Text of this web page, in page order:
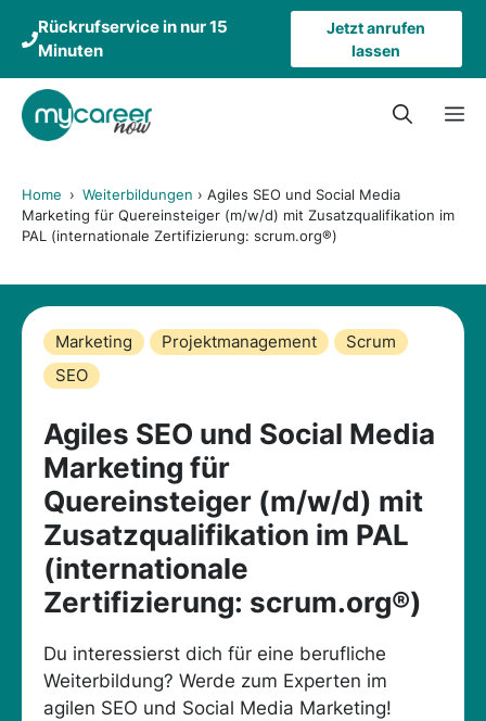
Inhalt
Rückrufservice in nur 15
Minuten
Jetzt anrufen
lassen
Home › Weiterbildungen › Agiles SEO und Social Media
Marketing für Quereinsteiger (m/w/d) mit Zusatzqualifikation im
PAL (internationale Zertifizierung: scrum.org®)
Marketing Projektmanagement
Scrum
SEO
Agiles SEO und Social Media
Marketing für
Quereinsteiger (m/w/d) mit
Zusatzqualifikation im PAL
(internationale
Zertifizierung: scrum.org®)
Du interessierst dich für eine berufliche
Weiterbildung? Werde zum Experten im
agilen SEO und Social Media Marketing!